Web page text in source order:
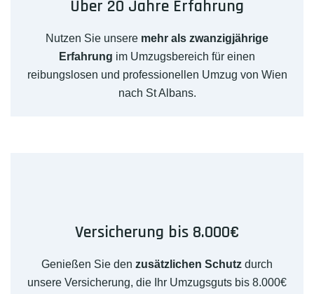
Über 20 Jahre Erfahrung
Nutzen Sie unsere mehr als zwanzigjährige
Erfahrung im Umzugsbereich für einen
reibungslosen und professionellen Umzug von Wien
nach St Albans.
Versicherung bis 8.000€
Genießen Sie den zusätzlichen Schutz durch
unsere Versicherung, die Ihr Umzugsguts bis 8.000€